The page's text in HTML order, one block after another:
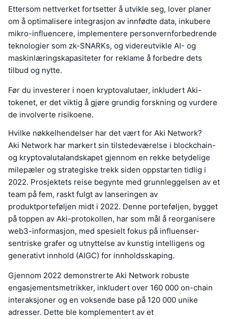
Ettersom nettverket fortsetter å utvikle seg, lover planer
om å optimalisere integrasjon av innfødte data, inkubere
mikro-influencere, implementere personvernforbedrende
teknologier som zk-SNARKs, og videreutvikle AI- og
maskinlæringskapasiteter for reklame å forbedre dets
tilbud og nytte.
Før du investerer i noen kryptovalutaer, inkludert Aki-
tokenet, er det viktig å gjøre grundig forskning og vurdere
de involverte risikoene.
Hvilke nøkkelhendelser har det vært for Aki Network?
Aki Network har markert sin tilstedeværelse i blockchain-
og kryptovalutalandskapet gjennom en rekke betydelige
milepæler og strategiske trekk siden oppstarten tidlig i
2022. Prosjektets reise begynte med grunnleggelsen av et
team på fem, raskt fulgt av lanseringen av
produktporteføljen midt i 2022. Denne porteføljen, bygget
på toppen av Aki-protokollen, har som mål å reorganisere
web3-informasjon, med spesielt fokus på influenser-
sentriske grafer og utnyttelse av kunstig intelligens og
generativt innhold (AIGC) for innholdsskaping.
Gjennom 2022 demonstrerte Aki Network robuste
engasjementsmetrikker, inkludert over 160 000 on-chain
interaksjoner og en voksende base på 120 000 unike
adresser. Dette ble komplementert av et